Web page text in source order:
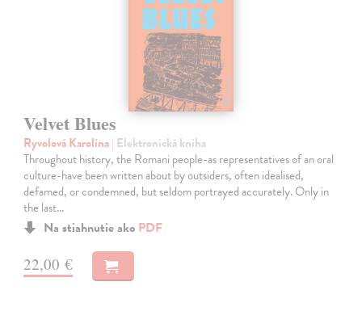
Velvet Blues
Ryvolová Karolína| Elektronická kniha
Throughout history, the Romani people-as representatives of an oral
culture-have been written about by outsiders, often idealised,
defamed, or condemned, but seldom portrayed accurately. Only in
the last…
Na stiahnutie ako PDF
22,00 €